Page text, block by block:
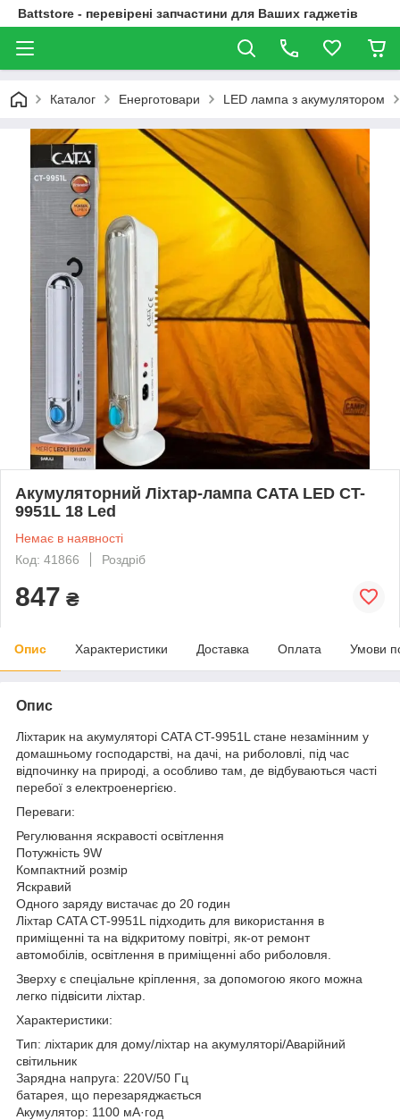
Battstore - перевірені запчастини для Ваших гаджетів
Каталог Енерготовари LED лампа з акумулятором
Акумуляторний Ліхтар-лампа CATA LED CT-
9951L 18 Led
Немає в наявності
Код: 41866
Роздріб
847 ₴
Опис Характеристики Доставка Оплата Умови
Опис
Ліхтарик на акумуляторі CATA CT-9951L стане незамінним у
домашньому господарстві, на дачі, на риболовлі, під час
відпочинку на природі, а особливо там, де відбуваються часті
перебої з електроенергією.
Переваги:
Регулювання яскравості освітлення
Потужність 9W
Компактний розмір
Яскравий
Одного заряду вистачає до 20 годин
Ліхтар CATA CT-9951L підходить для використання в
приміщенні та на відкритому повітрі, як-от ремонт
автомобілів, освітлення в приміщенні або риболовля.
Зверху є спеціальне кріплення, за допомогою якого можна
легко підвісити ліхтар.
Характеристики:
Тип: ліхтарик для дому/ліхтар на акумуляторі/Аварійний
світильник
Зарядна напруга: 220V/50 Гц
батарея, що перезаряджається
Акумулятор: 1100 мА·год